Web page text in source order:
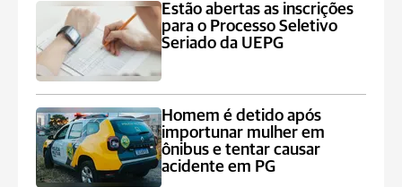
Estão abertas as inscrições
para o Processo Seletivo
Seriado da UEPG
Homem é detido após
importunar mulher em
ônibus e tentar causar
acidente em PG